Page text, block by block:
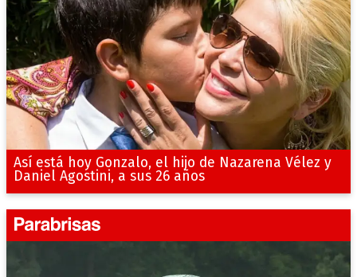
Así está hoy Gonzalo, el hijo de Nazarena Vélez y
Daniel Agostini, a sus 26 años